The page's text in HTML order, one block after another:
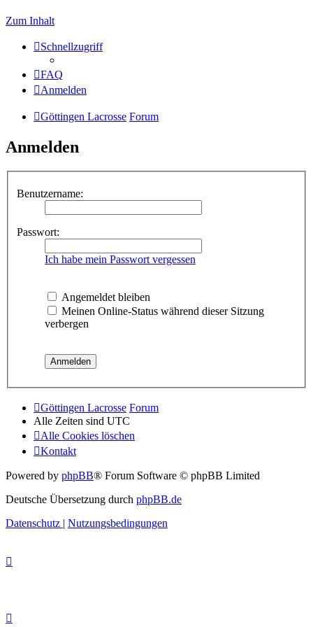
Zum Inhalt
Schnellzugriff
FAQ
Anmelden
Göttingen Lacrosse Forum
Anmelden
Benutzername:
Passwort:
Ich habe mein Passwort vergessen
Angemeldet bleiben
Meinen Online-Status während dieser Sitzung
verbergen
Göttingen Lacrosse Forum
Alle Zeiten sind UTC
Alle Cookies löschen
Kontakt
Powered by phpBB® Forum Software © phpBB Limited
Deutsche Übersetzung durch phpBB.de
Datenschutz | Nutzungsbedingungen